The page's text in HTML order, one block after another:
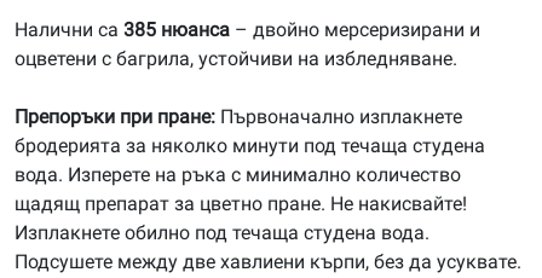
Налични са 385 нюанса – двойно мерсеризирани и
оцветени с багрила, устойчиви на избледняване.
Препоръки при пране: Първоначално изплакнете
бродерията за няколко минути под течаща студена
вода. Изперете на ръка с минимално количество
щадящ препарат за цветно пране. Не накисвайте!
Изплакнете обилно под течаща студена вода.
Подсушете между две хавлиени кърпи, без да усуквате.